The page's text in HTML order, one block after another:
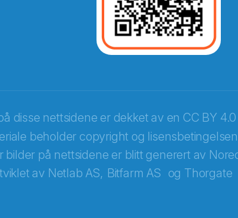
disse nettsidene er dekket av en CC BY
beholder copyright og
bilder på nettsidene er blitt generert av
av Netlab AS, Bitfarm AS og Thorgate